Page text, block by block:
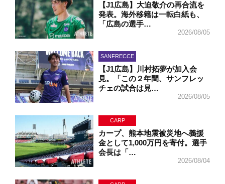
【J1広島】大迫敬介の再合流を
発表。海外移籍は一転白紙も、
「広島の選手…
2026/08/05
SANFRECCE
【J1広島】川村拓夢が加入会
見。「この２年間、サンフレッ
チェの試合は見…
2026/08/05
CARP
カープ、熊本地震被災地へ義援
金として1,000万円を寄付。選手
会長は「…
2026/08/04